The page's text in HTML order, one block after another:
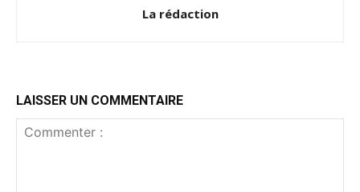
La rédaction
LAISSER UN COMMENTAIRE